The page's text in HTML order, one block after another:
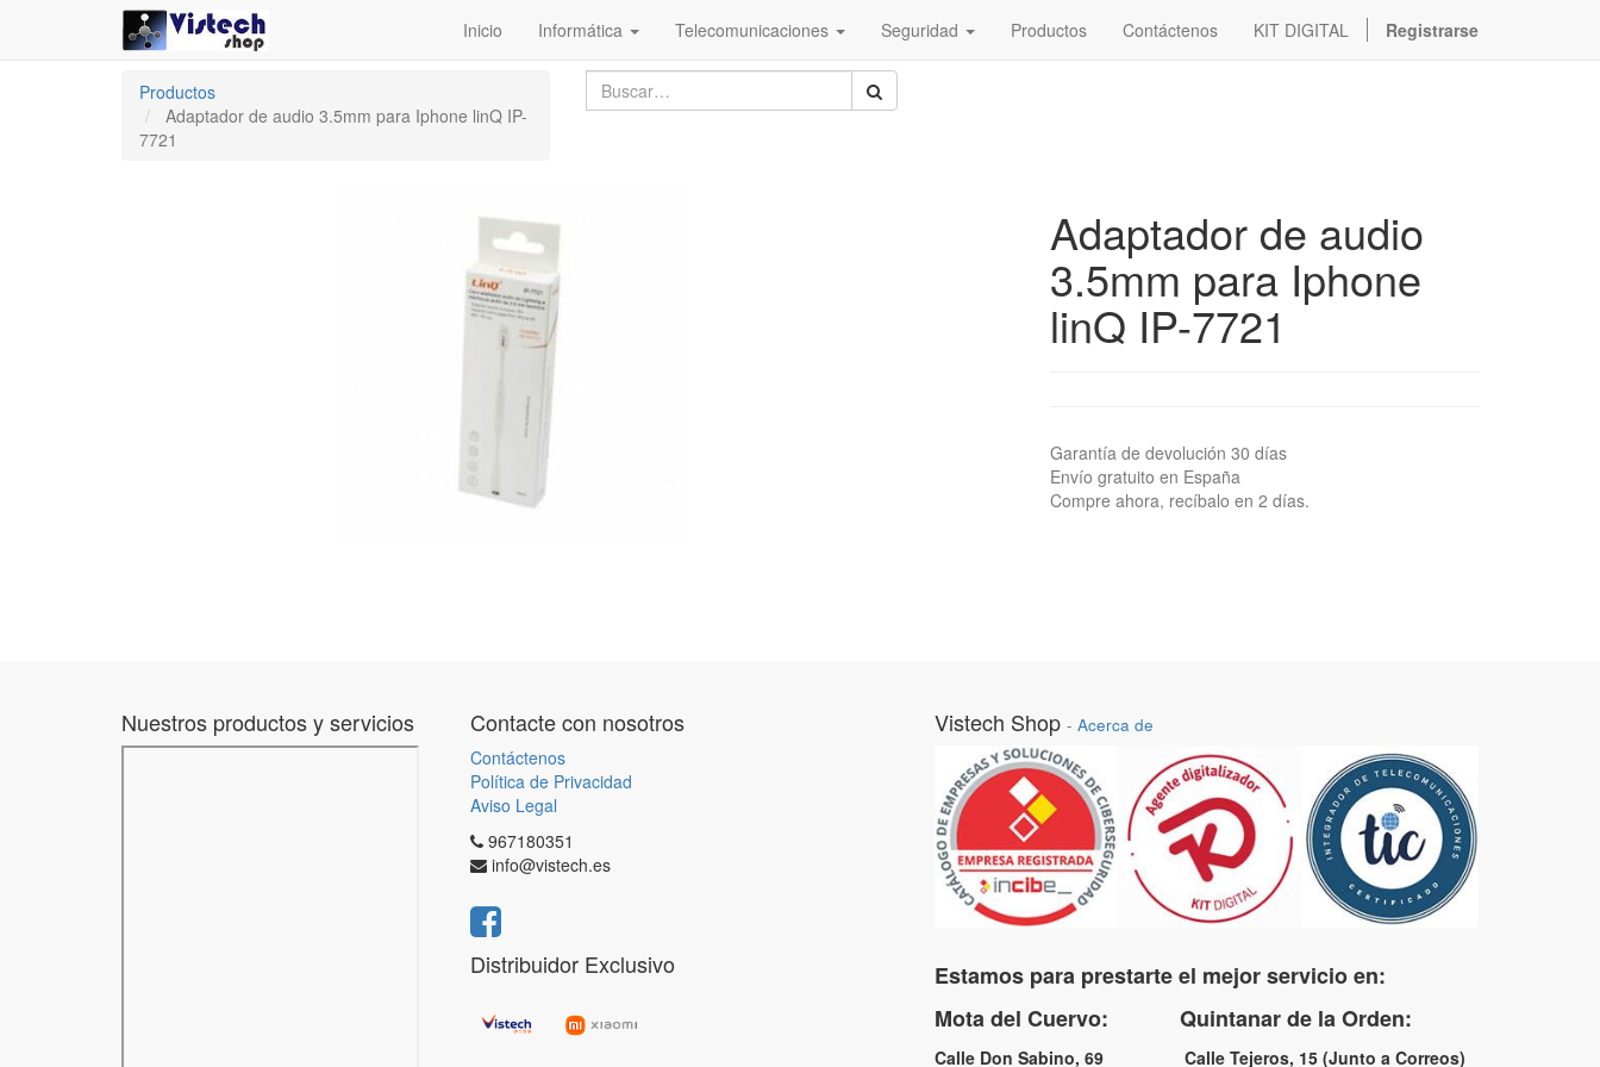
Inicio Informática Telecomunicaciones Seguridad Productos Contáctenos KIT DIGITAL Registrarse
Productos
Adaptador de audio 3.5mm para Iphone linQ IP-
7721
Adaptador de audio
3.5mm para Iphone
linQ IP-7721
Garantía de devolución 30 días
Envío gratuito en España
Compre ahora, recíbalo en 2 días.
Nuestros productos y servicios Contacte con nosotros
Contáctenos
Política de Privacidad
Aviso Legal
967180351
info@vistech.es
Distribuidor Exclusivo
Vistech Shop - Acerca de
Estamos para prestarte el mejor servicio en:
Mota del Cuervo: Quintanar de la Orden:
Calle Don Sabino, 69 Calle Tejeros, 15 (Junto a Correos)